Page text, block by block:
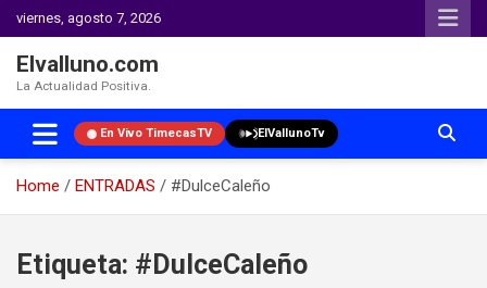
viernes, agosto 7, 2026
Elvalluno.com
La Actualidad Positiva.
En Vivo TimecasTV ElVallunoTv
Home ENTRADAS
#DulceCaleño
content
Etiqueta: #DulceCaleño